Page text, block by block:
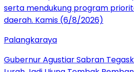
Palangkaraya
Gubernur Agustiar Sabran